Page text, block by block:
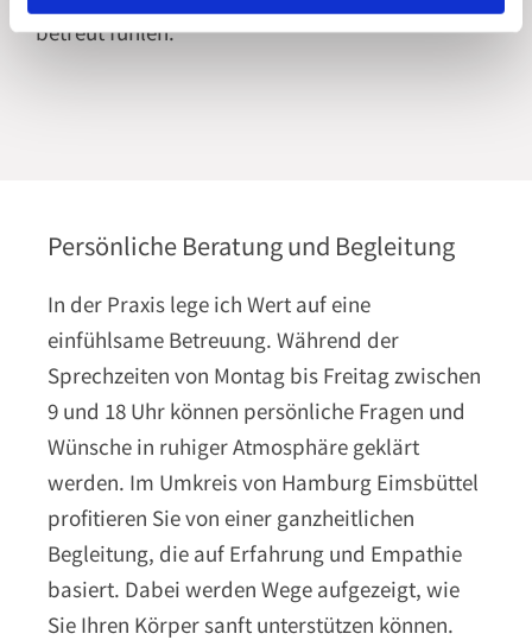
betreut fühlen.
Persönliche Beratung und Begleitung
In der Praxis lege ich Wert auf eine
einfühlsame Betreuung. Während der
Sprechzeiten von Montag bis Freitag zwischen
9 und 18 Uhr können persönliche Fragen und
Wünsche in ruhiger Atmosphäre geklärt
werden. Im Umkreis von Hamburg Eimsbüttel
profitieren Sie von einer ganzheitlichen
Begleitung, die auf Erfahrung und Empathie
basiert. Dabei werden Wege aufgezeigt, wie
Sie Ihren Körper sanft unterstützen können.